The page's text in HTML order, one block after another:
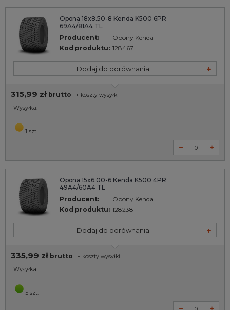
Opona 18x8.50-8 Kenda K500 6PR
69A4/81A4 TL
Producent:
Opony Kenda
Kod produktu: 128467
Dodaj do porównania
315,99 zł brutto + koszty wysyłki
Wysyłka:
1 szt.
Opona 15x6.00-6 Kenda K500 4PR
49A4/60A4 TL
Producent:
Opony Kenda
Kod produktu: 128238
Dodaj do porównania
335,99 zł brutto + koszty wysyłki
Wysyłka:
5 szt.